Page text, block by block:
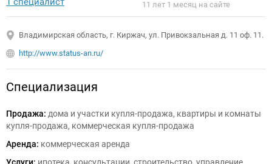
11 лет 1 месяц на сайте
Владимирская область, г. Киржач, ул. Привокзальная д. 11 оф. 11.
http://www.status-an.ru/
Специализация
Продажа: дома и участки купля-продажа, квартиры и комнаты
купля-продажа, коммерческая купля-продажа
Аренда: коммерческая аренда